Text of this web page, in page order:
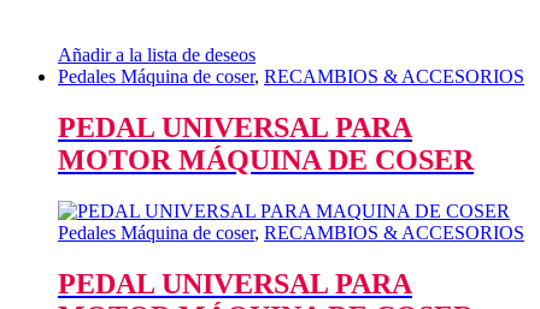
Añadir a la lista de deseos
Pedales Máquina de coser, RECAMBIOS & ACCESORIOS
PEDAL UNIVERSAL PARA
MOTOR MÁQUINA DE COSER
Pedales Máquina de coser, RECAMBIOS & ACCESORIOS
PEDAL UNIVERSAL PARA